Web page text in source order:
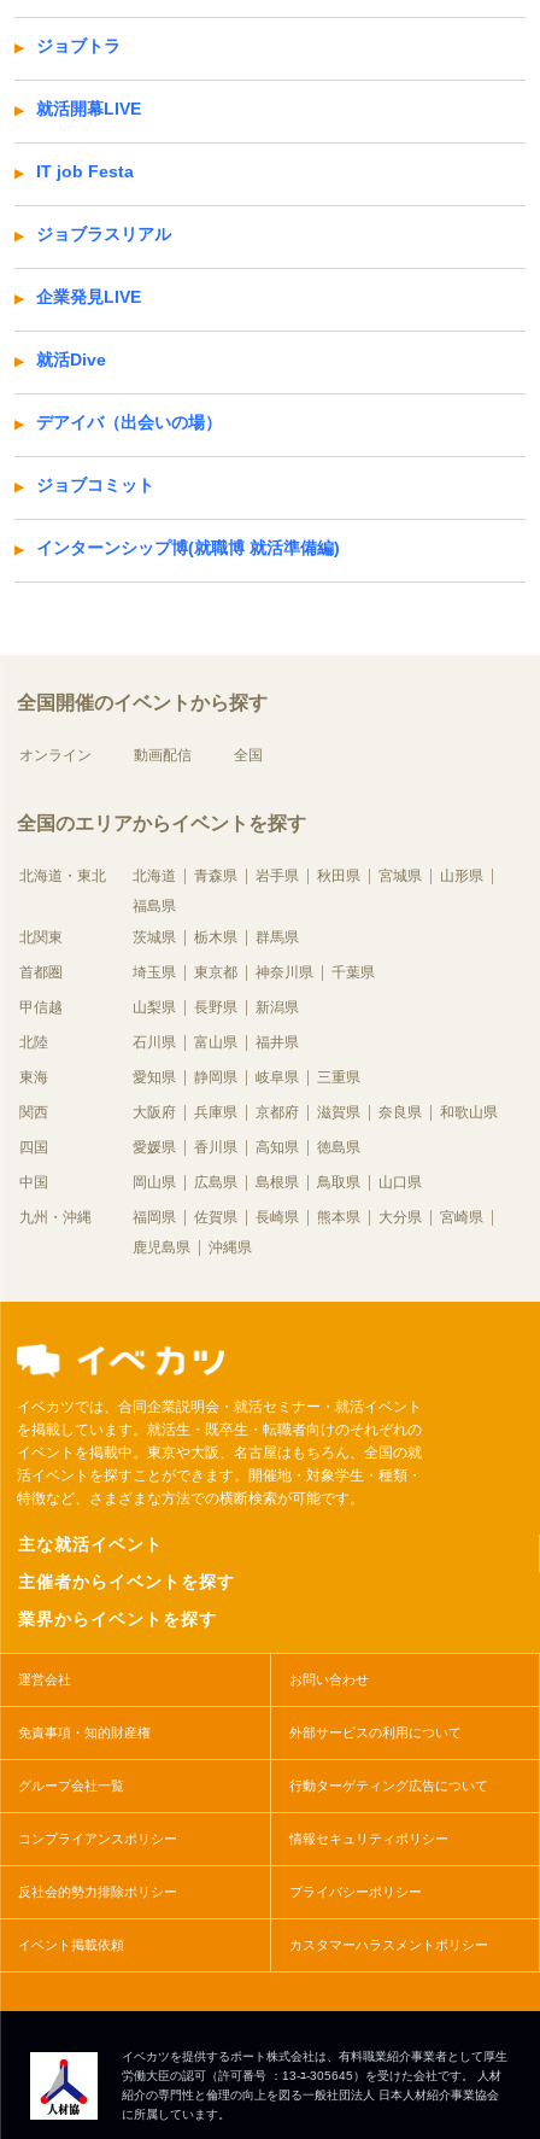
ジョブトラ
就活開幕LIVE
IT job Festa
ジョブラスリアル
企業発見LIVE
就活Dive
デアイバ（出会いの場）
ジョブコミット
インターンシップ博(就職博 就活準備編)
全国開催のイベントから探す
オンライン 動画配信 全国
全国のエリアからイベントを探す
北海道・東北 北海道 青森県 岩手県 秋田県 宮城県
山形県
福島県
北関東
茨城県 栃木県 群馬県
首都圏 埼玉県 東京都 神奈川県 千葉県
甲信越 山梨県 長野県 新潟県
北陸 石川県 富山県 福井県
東海 愛知県 静岡県 岐阜県 三重県
関西 大阪府 兵庫県 京都府 滋賀県 奈良県 和歌山県
四国 愛媛県 香川県 高知県 徳島県
中国 岡山県 広島県 島根県 鳥取県 山口県
九州・沖縄 福岡県 佐賀県 長崎県 熊本県 大分県
宮崎県
鹿児島県
沖縄県
イベカツでは、合同企業説明会・就活セミナー・就活イベント
を掲載しています。就活生・既卒生・転職者向けのそれぞれの
イベントを掲載中。東京や大阪、名古屋はもちろん、全国の就
活イベントを探すことができます。開催地・対象学生・種類・
特徴など、さまざまな方法での横断検索が可能です。
主な就活イベント
主催者からイベントを探す
業界からイベントを探す
運営会社 お問い合わせ
免責事項・知的財産権 外部サービスの利用について
グループ会社一覧 行動ターゲティング広告について
コンプライアンスポリシー 情報セキュリティポリシー
反社会的勢力排除ポリシー プライバシーポリシー
イベント掲載依頼 カスタマーハラスメントポリシー